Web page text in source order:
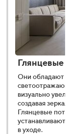
Глянцевые
Они обладают
визуально
создавая
Глянцевые
в уходе.